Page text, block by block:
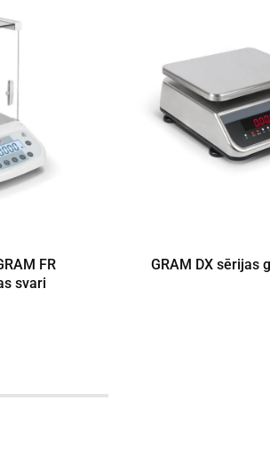
FR
svari
GRAM DX sērijas